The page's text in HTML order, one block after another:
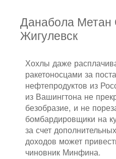
Данабола Метан
Жигулевск
Хохлы даже
ракетоносцами за
нефтепродуктов из
из Вашингтона не
безобразие, и не
бомбардировщики на
за счет
доходов может
чиновник Минфина.